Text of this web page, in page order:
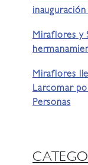
Miraflores y
Miraflores
Larcomar
Personas